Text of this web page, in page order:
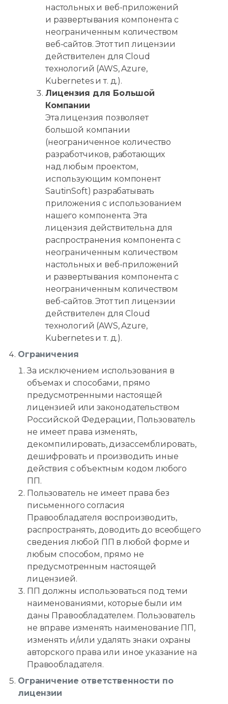
настольных и веб-приложений
и развертывания компонента с
неограниченным количеством
веб-сайтов. Этот тип лицензии
действителен для Cloud
технологий (AWS, Azure,
Kubernetes и т. д.).
Лицензия для Большой
Компании
Эта лицензия позволяет
большой компании
(неограниченное количество
разработчиков, работающих
над любым проектом,
использующим компонент
SautinSoft) разрабатывать
приложения с использованием
нашего компонента. Эта
лицензия действительна для
распространения компонента с
неограниченным количеством
настольных и веб-приложений
и развертывания компонента с
неограниченным количеством
веб-сайтов. Этот тип лицензии
действителен для Cloud
технологий (AWS, Azure,
Kubernetes и т. д.).
Ограничения
За исключением использования в
объемах и способами, прямо
предусмотренными настоящей
лицензией или законодательством
Российской Федерации, Пользователь
не имеет права изменять,
декомпилировать, дизассемблировать,
дешифровать и производить иные
действия с объектным кодом любого
ПП.
Пользователь не имеет права без
письменного согласия
Правообладателя воспроизводить,
распространять, доводить до всеобщего
сведения любой ПП в любой форме и
любым способом, прямо не
предусмотренным настоящей
лицензией.
ПП должны использоваться под теми
наименованиями, которые были им
даны Правообладателем. Пользователь
не вправе изменять наименование ПП,
изменять и/или удалять знаки охраны
авторского права или иное указание на
Правообладателя.
Ограничение ответственности по
лицензии